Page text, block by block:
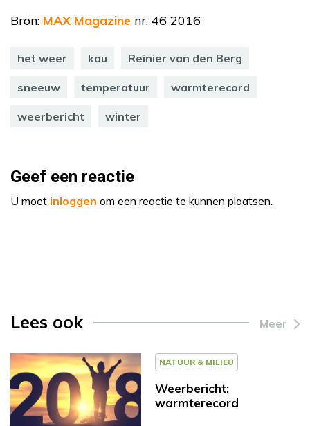
Bron: MAX Magazine nr. 46 2016
het weer kou Reinier van den Berg
sneeuw temperatuur warmterecord
weerbericht winter
Geef een reactie
U moet inloggen om een reactie te kunnen plaatsen.
Lees ook Meer
NATUUR & MILIEU
Weerbericht:
warmterecord